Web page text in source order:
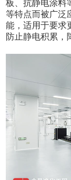
板、抗静电涂料
等特点而被广泛
能，适用于要求
防止静电积累，